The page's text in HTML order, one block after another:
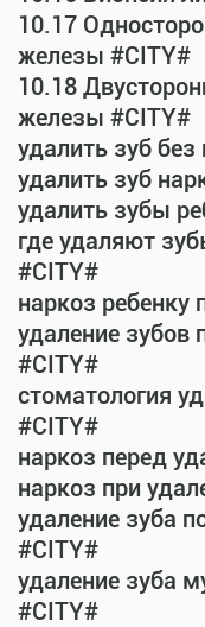
10.17
железы #CITY#
10.18
железы #CITY#
удалить зуб
удалить зуб
удалить зубы
где удаляют
#CITY#
наркоз ребенку
удаление зубов
#CITY#
стоматология
#CITY#
наркоз перед
наркоз при
удаление зуба
#CITY#
удаление зуба
#CITY#